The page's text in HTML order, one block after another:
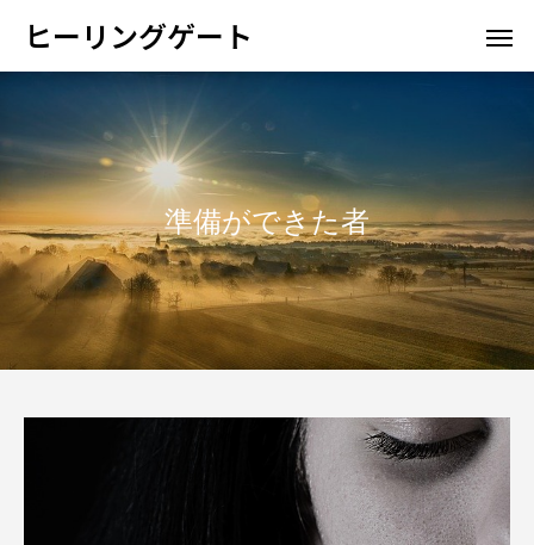
ヒーリングゲート
準備ができた者